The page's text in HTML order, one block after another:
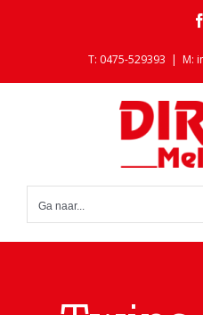
T: 0475-529393 | M:
Ga naar...